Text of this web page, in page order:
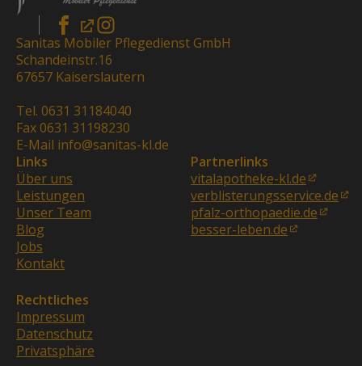
Sanitas Mobiler Pflegedienst GmbH
Schandeinstr.16
67657 Kaiserslautern
Tel. 0631 31184040
Fax 0631 31198230
E-Mail info@sanitas-kl.de
Links
Über uns
Leistungen
Unser Team
Blog
Jobs
Kontakt
Partnerlinks
vitalapotheke-kl.de
verblisterungsservice.de
pfalz-orthopaedie.de
besser-leben.de
Rechtliches
Impressum
Datenschutz
Privatsphäre